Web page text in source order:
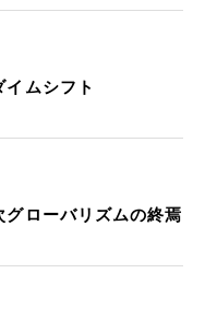
イムシフト
グローバリズムの終焉